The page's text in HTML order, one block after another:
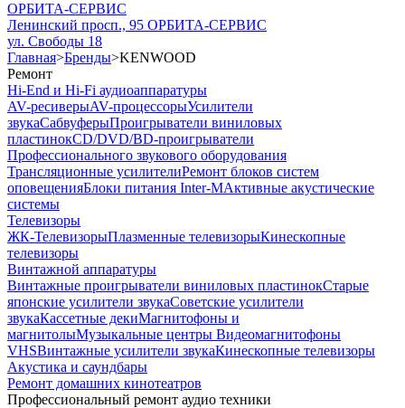
ОРБИТА-СЕРВИС
Ленинский просп., 95 ОРБИТА-СЕРВИС
ул. Свободы 18
Главная>Бренды>KENWOOD
Ремонт
Hi-End и Hi-Fi аудиоаппаратуры
AV-ресиверыAV-процессорыУсилители
звукаСабвуферыПроигрыватели виниловых
пластинокCD/DVD/BD-проигрыватели
Профессионального звукового оборудования
Трансляционные усилителиРемонт блоков систем
оповещенияБлоки питания Inter-MАктивные акустические
системы
Телевизоры
ЖК-ТелевизорыПлазменные телевизорыКинескопные
телевизоры
Винтажной аппаратуры
Винтажные проигрыватели виниловых пластинокСтарые
японские усилители звукаСоветские усилители
звукаКассетные декиМагнитофоны и
магнитолыМузыкальные центры Видеомагнитофоны
VHSВинтажные усилители звукаКинескопные телевизоры
Акустика и саундбары
Ремонт домашних кинотеатров
Профессиональный ремонт аудио техники